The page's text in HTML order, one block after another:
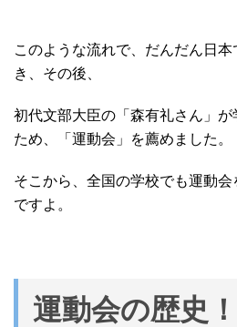
このような流れで、だんだん日
き、その後、
初代文部大臣の「森有礼さん」
ため、「運動会」を薦めました。
そこから、全国の学校でも運動会
ですよ。
運動会の歴史